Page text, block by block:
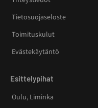
Tietosuojaseloste
Toimituskulut
Evästekäytäntö
Esittelypihat
Oulu, Liminka